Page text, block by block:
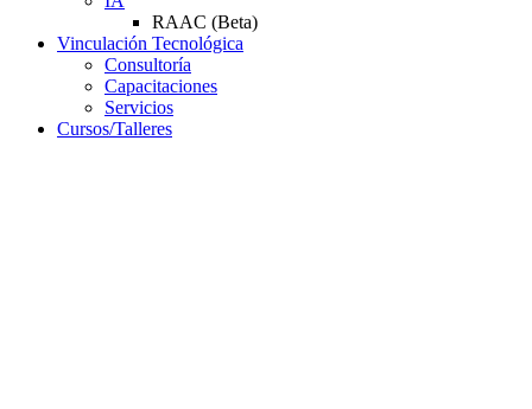
RAAC (Beta)
Vinculación Tecnológica
Consultoría
Capacitaciones
Servicios
Cursos/Talleres